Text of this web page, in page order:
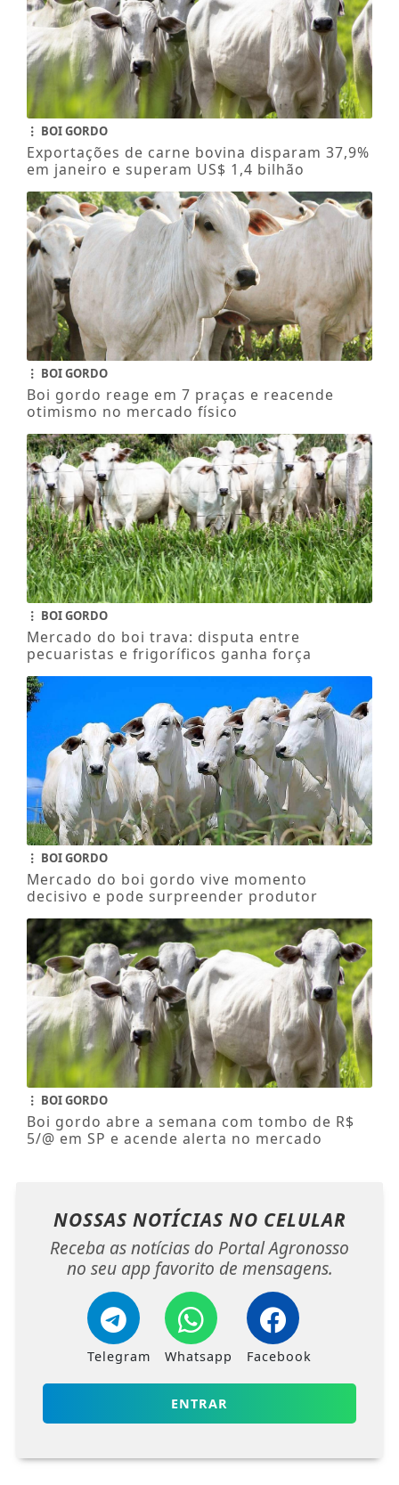
BOI GORDO
Exportações de carne bovina disparam 37,9%
em janeiro e superam US$ 1,4 bilhão
BOI GORDO
Boi gordo reage em 7 praças e reacende
otimismo no mercado físico
BOI GORDO
Mercado do boi trava: disputa entre
pecuaristas e frigoríficos ganha força
BOI GORDO
Mercado do boi gordo vive momento
decisivo e pode surpreender produtor
BOI GORDO
Boi gordo abre a semana com tombo de R$
5/@ em SP e acende alerta no mercado
NOSSAS NOTÍCIAS NO CELULAR
Receba as notícias do Portal Agronosso
no seu app favorito de mensagens.
Telegram Whatsapp Facebook